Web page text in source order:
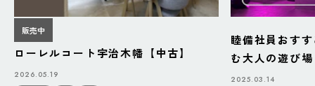
販売中
ローレルコート宇治木幡【中古】
2026.05.19
睦備社員おす
む大人の遊び
BAZAAR」
2025.03.14